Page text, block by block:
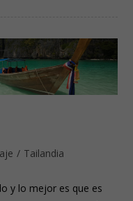
/ Tailandia
y lo mejor es que es